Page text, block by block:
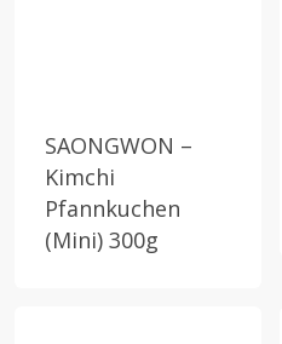
SAONGWON –
Kimchi
Pfannkuchen
(Mini) 300g